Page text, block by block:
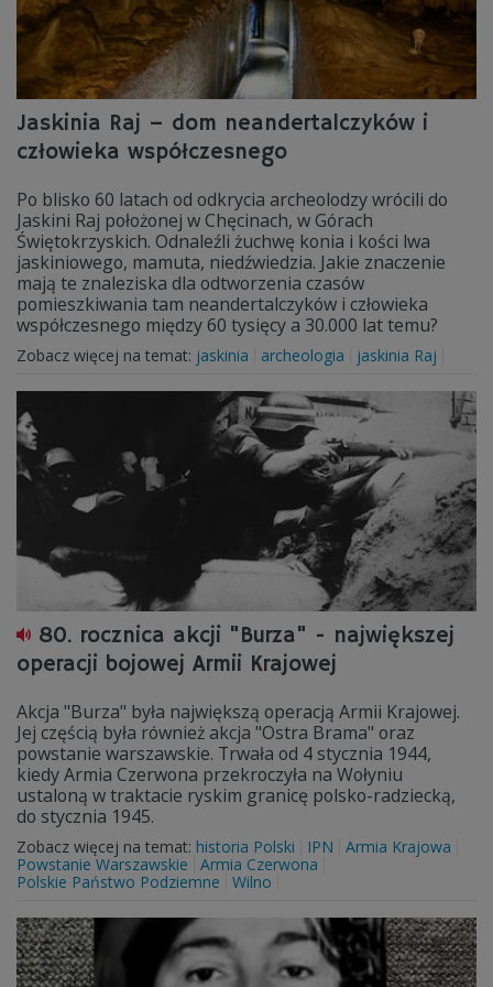
Jaskinia Raj – dom neandertalczyków i
człowieka współczesnego
Po blisko 60 latach od odkrycia archeolodzy wrócili do
Jaskini Raj położonej w Chęcinach, w Górach
Świętokrzyskich. Odnaleźli żuchwę konia i kości lwa
jaskiniowego, mamuta, niedźwiedzia. Jakie znaczenie
mają te znaleziska dla odtworzenia czasów
pomieszkiwania tam neandertalczyków i człowieka
współczesnego między 60 tysięcy a 30.000 lat temu?
Zobacz więcej na temat: jaskinia archeologia jaskinia Raj
80. rocznica akcji "Burza" - największej
operacji bojowej Armii Krajowej
Akcja "Burza" była największą operacją Armii Krajowej.
Jej częścią była również akcja "Ostra Brama" oraz
powstanie warszawskie. Trwała od 4 stycznia 1944,
kiedy Armia Czerwona przekroczyła na Wołyniu
ustaloną w traktacie ryskim granicę polsko-radziecką,
do stycznia 1945.
Zobacz więcej na temat: historia Polski IPN
Armia Krajowa
Powstanie Warszawskie
Armia Czerwona
Polskie Państwo Podziemne
Wilno